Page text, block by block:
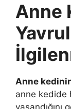
Anne
Anne
anne kedide